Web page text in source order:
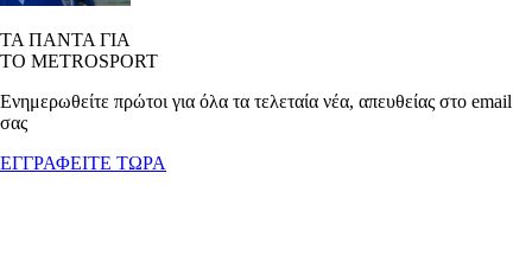
ΤΑ ΠΑΝΤΑ ΓΙΑ
ΤΟ METROSPORT
Ενημερωθείτε πρώτοι για όλα τα τελεταία νέα, απευθείας στο email
σας
ΕΓΓΡΑΦΕΙΤΕ ΤΩΡΑ